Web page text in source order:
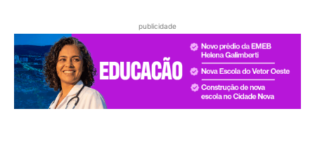
publicidade